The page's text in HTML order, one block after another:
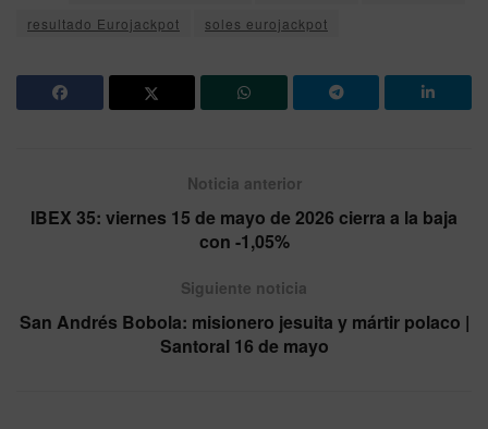
resultado Eurojackpot soles eurojackpot
Noticia anterior
IBEX 35: viernes 15 de mayo de 2026 cierra a la baja
con -1,05%
Siguiente noticia
San Andrés Bobola: misionero jesuita y mártir polaco |
Santoral 16 de mayo